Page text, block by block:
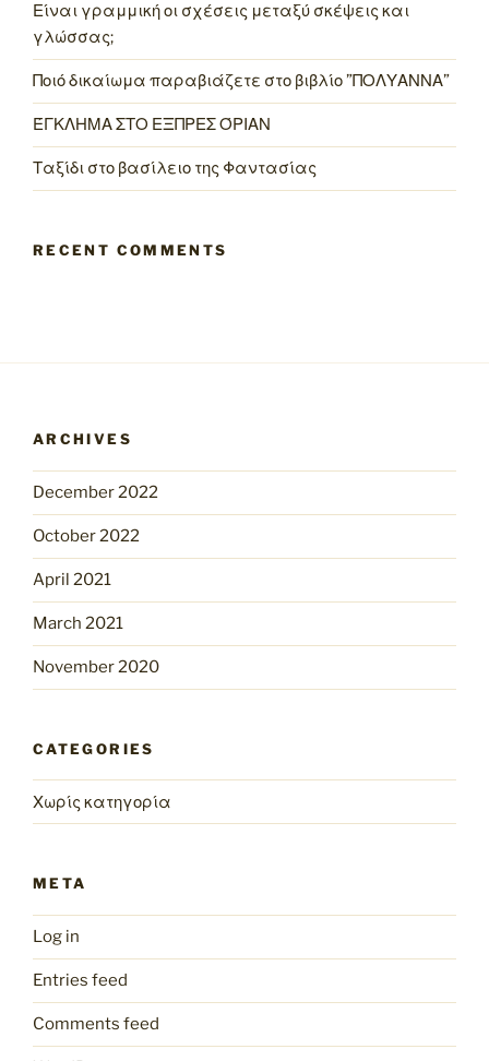
Είναι γραμμική οι σχέσεις μεταξύ σκέψεις και
γλώσσας;
Ποιό δικαίωμα παραβιάζετε στο βιβλίο ”ΠΟΛΥΑΝΝΑ”
ΈΓΚΛΗΜΑ ΣΤΟ ΕΞΠΡΕΣ ΌΡΙΑΝ
Ταξίδι στο βασίλειο της Φαντασίας
RECENT COMMENTS
ARCHIVES
December 2022
October 2022
April 2021
March 2021
November 2020
CATEGORIES
Χωρίς κατηγορία
META
Log in
Entries feed
Comments feed